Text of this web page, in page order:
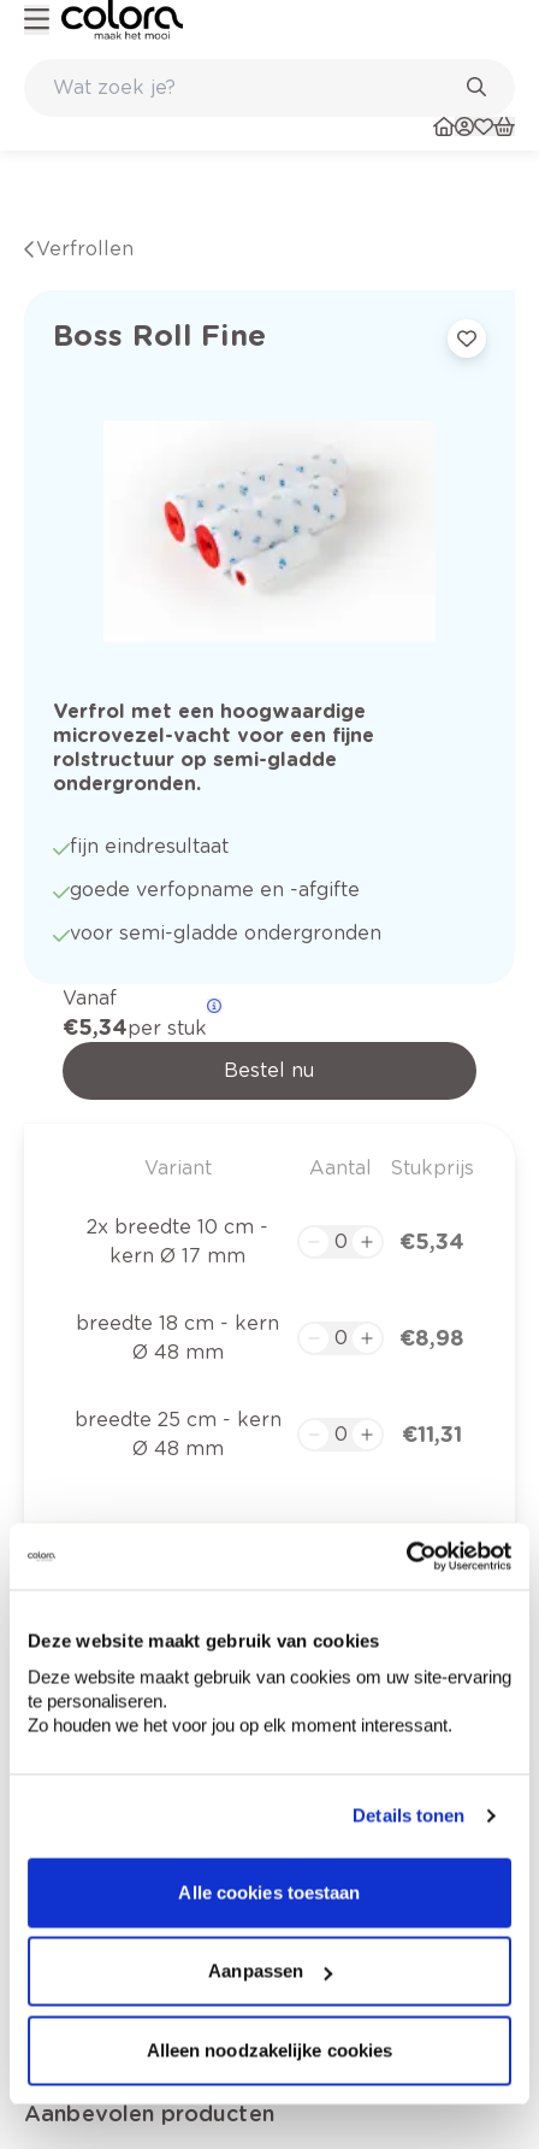
Deze website maakt gebruik van cookies
Deze website maakt gebruik van cookies om uw site-ervaring
te personaliseren.
Zo houden we het voor jou op elk moment interessant.
Details tonen
Alle cookies toestaan
Aanpassen
Alleen noodzakelijke cookies
Verfrollen
Boss Roll Fine
Verfrol met een hoogwaardige
microvezel-vacht voor een fijne
rolstructuur op semi-gladde
ondergronden.
fijn eindresultaat
goede verfopname en -afgifte
voor semi-gladde ondergronden
Vanaf
€ 5,34per stuk
Bestel nu
Variant Aantal Stukprijs
2x breedte 10 cm -
kern Ø 17 mm
€ 5,34
breedte 18 cm - kern
Ø 48 mm
€ 8,98
breedte 25 cm - kern
Ø 48 mm
€ 11,31
€ 0,00
Levering aan huis
Besteld op weekdagen (ma-vr), binnen 2 à 3
werkdagen geleverd.
Aanbevolen producten